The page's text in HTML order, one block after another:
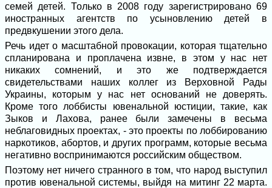
семей детей. Только в 2008 году зарегистрировано 69
иностранных агентств по усыновлению детей в
предвкушении этого дела.
Речь идет о масштабной провокации, которая тщательно
спланирована и проплачена извне, в этом у нас нет
никаких сомнений, и это же подтверждается
свидетельствами наших коллег из Верховной Рады
Украины, которым у нас нет оснований не доверять.
Кроме того лоббисты ювенальной юстиции, такие, как
Зыков и Лахова, ранее были замечены в весьма
неблаговидных проектах, - это проекты по лоббированию
наркотиков, абортов, и других программ, которые весьма
негативно воспринимаются российским обществом.
Поэтому нет ничего странного в том, что народ выступил
против ювенальной системы, выйдя на митинг 22 марта.